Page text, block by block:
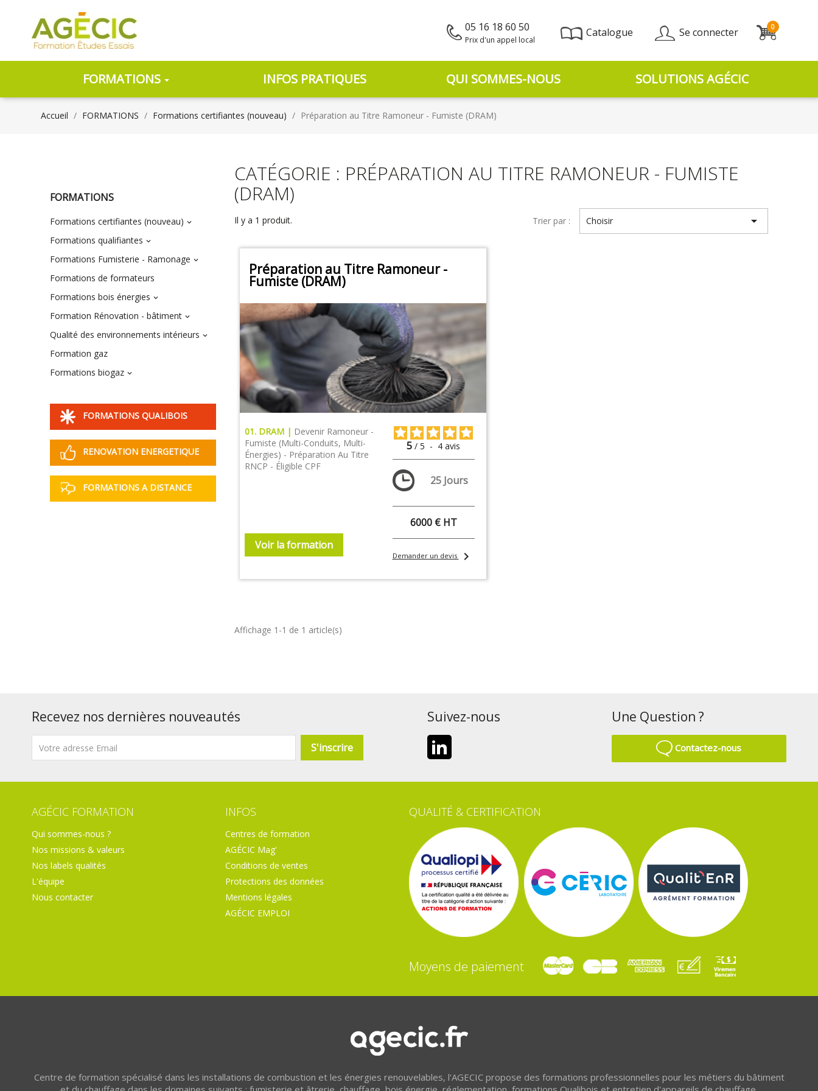
05 16 18 60 50
Prix d'un appel local
Catalogue Se connecter 0
FORMATIONS INFOS PRATIQUES QUI SOMMES-NOUS SOLUTIONS AGÉCIC
Accueil FORMATIONS Formations certifiantes (nouveau) Préparation au Titre Ramoneur - Fumiste (DRAM)
FORMATIONS
Formations certifiantes (nouveau) 
Formations qualifiantes 
Formations Fumisterie - Ramonage 
Formations de formateurs
Formations bois énergies 
Formation Rénovation - bâtiment 
Qualité des environnements intérieurs 
Formation gaz
Formations biogaz 
FORMATIONS QUALIBOIS
RENOVATION ENERGETIQUE
FORMATIONS A DISTANCE
CATÉGORIE : PRÉPARATION AU TITRE RAMONEUR - FUMISTE
(DRAM)
Il y a 1 produit. Trier par : Choisir 
Préparation au Titre Ramoneur -
Fumiste (DRAM)
01. DRAM | Devenir Ramoneur -
Fumiste (multi-Conduits, Multi-
Énergies) - Préparation Au Titre
RNCP - Éligible CPF
Voir la formation
5 / 5 - 4avis
25 Jours
6000 € HT
Demander un devischevron_right
Affichage 1-1 de 1 article(s)
Recevez nos dernières nouveautés Suivez-nous Une Question ?
Contactez-nous
AGÉCIC FORMATION
Qui sommes-nous ?
Nos missions & valeurs
Nos labels qualités
L'équipe
Nous contacter
INFOS
Centres de formation
AGÉCIC Mag'
Conditions de ventes
Protections des données
Mentions légales
AGÉCIC EMPLOI
QUALITÉ & CERTIFICATION
Moyens de paiement
Centre de formation spécialisé dans les installations de combustion et les énergies renouvelables, l'AGECIC propose des formations professionnelles pour les métiers du bâtiment